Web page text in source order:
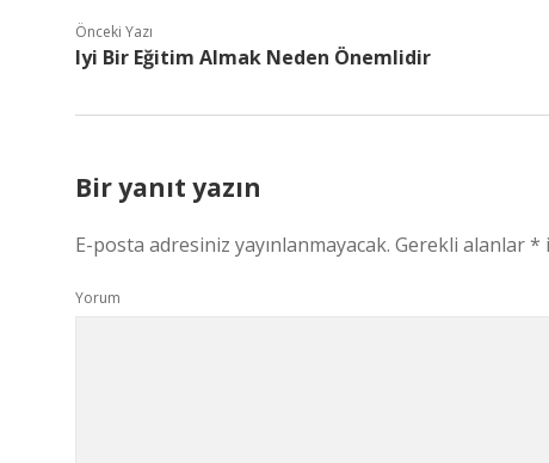
Önceki Yazı
Iyi Bir Eğitim Almak Neden Önemlidir
Bir yanıt yazın
E-posta adresiniz yayınlanmayacak. Gerekli alanlar*
Yorum